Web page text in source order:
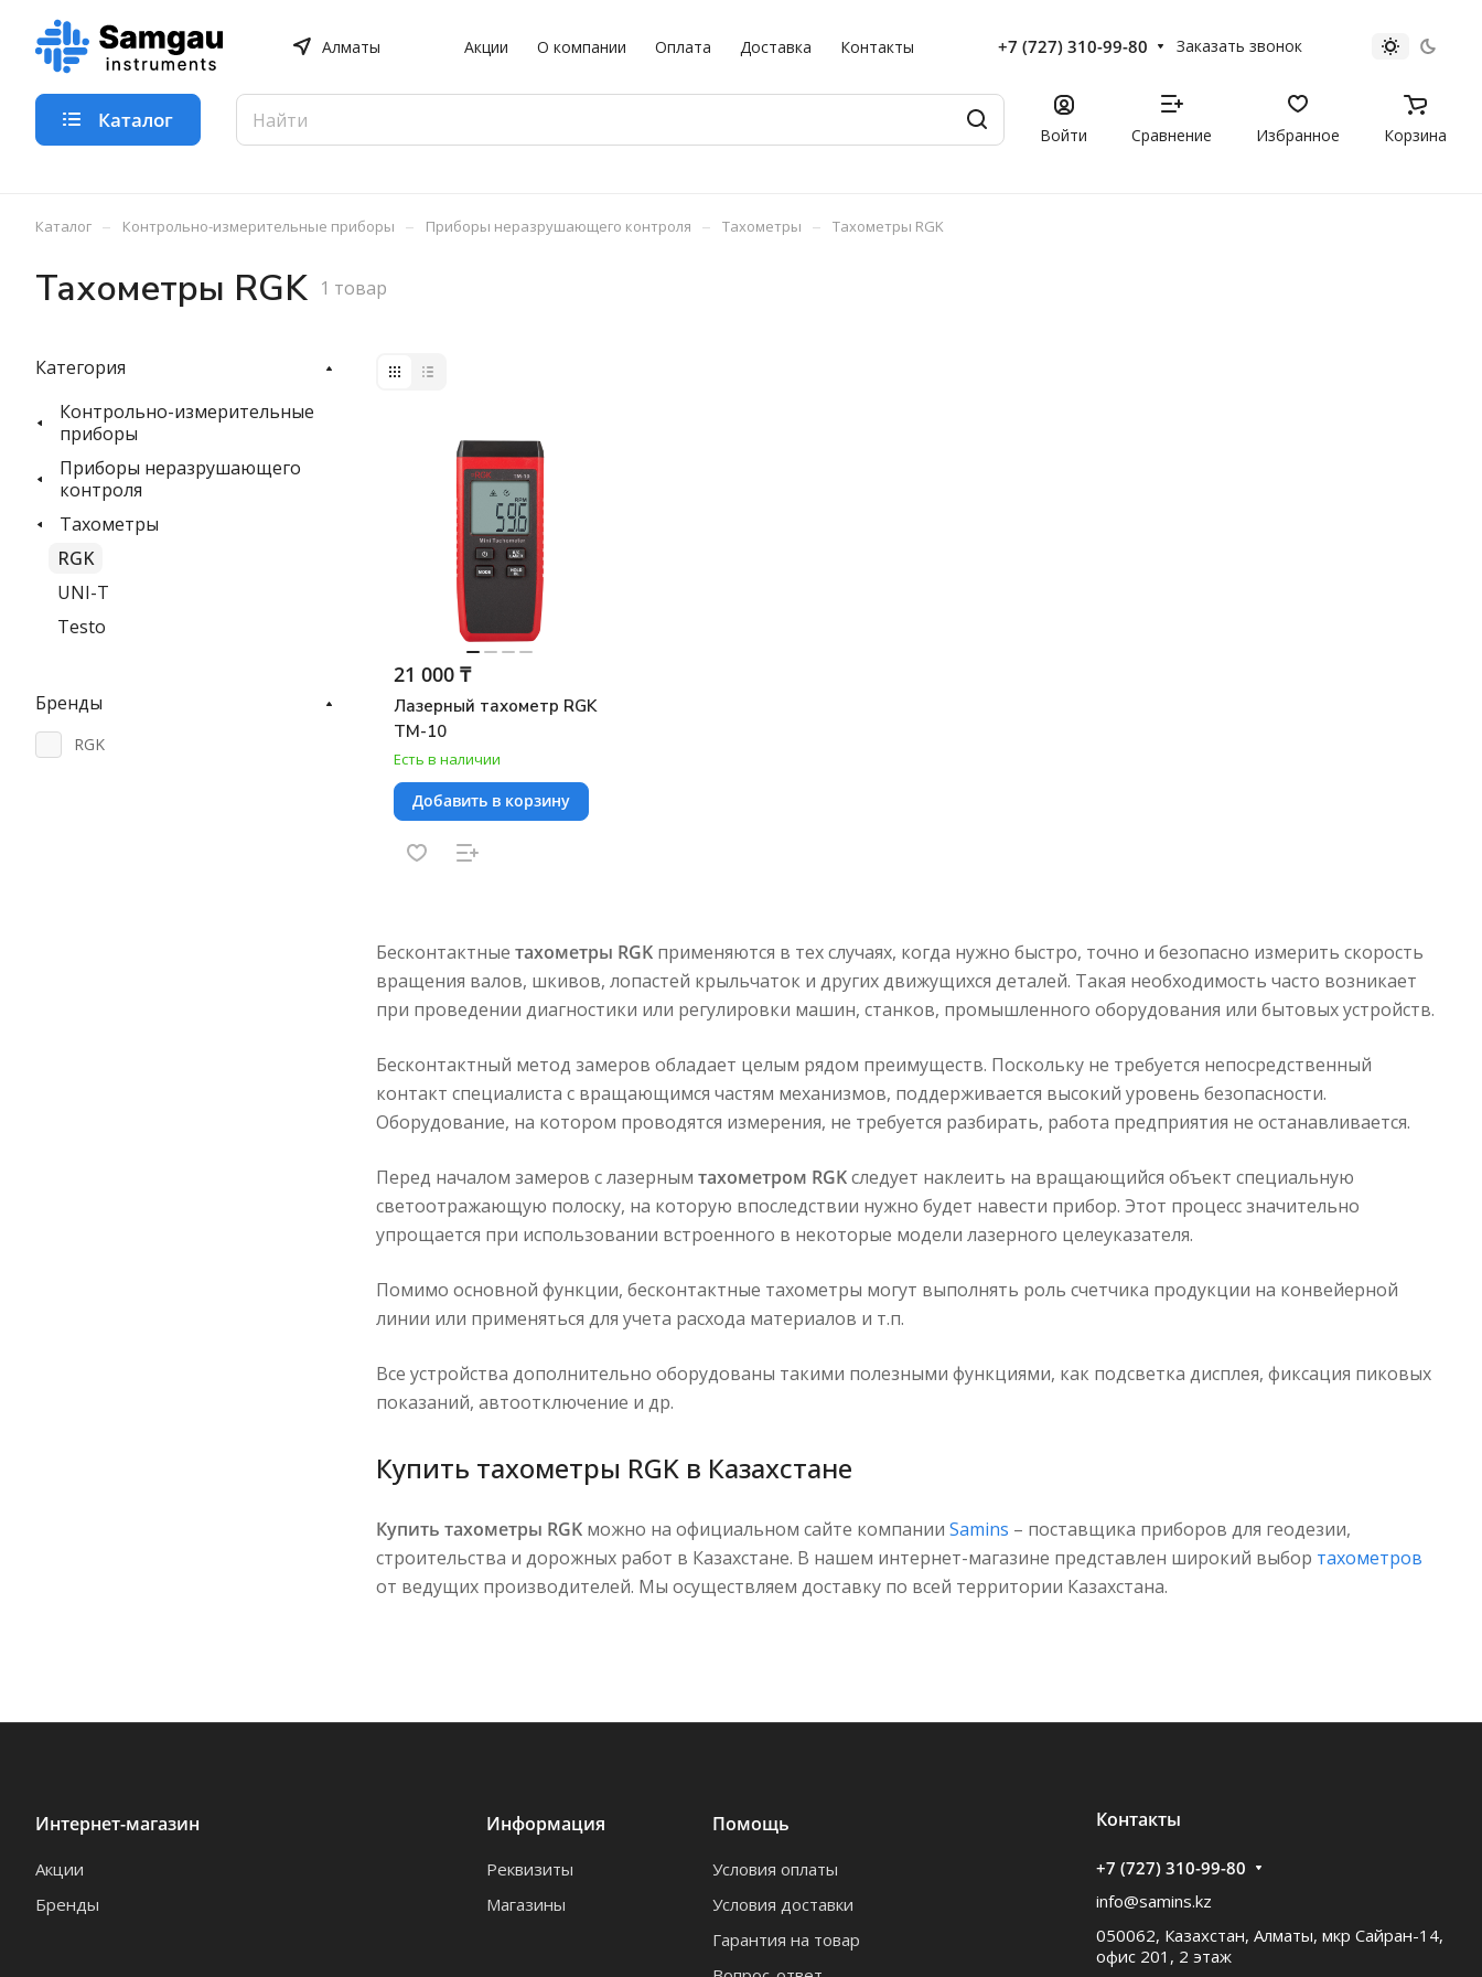
Алматы Акции О компании Оплата Доставка Контакты +7 (727) 310-99-80 Заказать звонок
Каталог
Войти Сравнение Избранное Корзина
Каталог – Контрольно-измерительные приборы – Приборы неразрушающего контроля – Тахометры – Тахометры RGK
Тахометры RGK 1 товар
21 000 ₸
Лазерный тахометр RGK
TM-10
Есть в наличии
Добавить в корзину
Бесконтактные тахометры RGK применяются в тех случаях, когда нужно быстро, точно и безопасно измерить скорость
вращения валов, шкивов, лопастей крыльчаток и других движущихся деталей. Такая необходимость часто возникает
при проведении диагностики или регулировки машин, станков, промышленного оборудования или бытовых устройств.
Бесконтактный метод замеров обладает целым рядом преимуществ. Поскольку не требуется непосредственный
контакт специалиста с вращающимся частям механизмов, поддерживается высокий уровень безопасности.
Оборудование, на котором проводятся измерения, не требуется разбирать, работа предприятия не останавливается.
Перед началом замеров с лазерным тахометром RGKследует наклеить на вращающийся объект специальную
светоотражающую полоску, на которую впоследствии нужно будет навести прибор. Этот процесс значительно
упрощается при использовании встроенного в некоторые модели лазерного целеуказателя.
Помимо основной функции, бесконтактные тахометры могут выполнять роль счетчика продукции на конвейерной
линии или применяться для учета расхода материалов и т.п.
Все устройства дополнительно оборудованы такими полезными функциями, как подсветка дисплея, фиксация пиковых
показаний, автоотключение и др.
Купить тахометры RGK в Казахстане
Купить тахометры RGK можно на официальном сайте компании Samins – поставщика приборов для геодезии,
строительства и дорожных работ в Казахстане. В нашем интернет-магазине представлен широкий выбор тахометров
от ведущих производителей. Мы осуществляем доставку по всей территории Казахстана.
Категория
Контрольно-измерительные
приборы
Приборы неразрушающего
контроля
Тахометры
RGK
UNI-T
Testo
Бренды
RGK
Интернет-магазин
Акции
Бренды
Информация
Реквизиты
Магазины
Помощь
Условия оплаты
Условия доставки
Гарантия на товар
Контакты
+7 (727) 310-99-80
info@samins.kz
050062, Казахстан, Алматы, мкр Сайран-14,
офис 201, 2 этаж